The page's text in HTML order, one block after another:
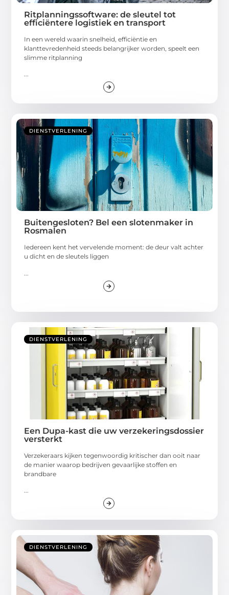
Ritplanningssoftware: de sleutel tot
efficiëntere logistiek en transport
In een wereld waarin snelheid, efficiëntie en
klanttevredenheid steeds belangrijker worden, speelt een
slimme ritplanning
...
DIENSTVERLENING
Buitengesloten? Bel een slotenmaker in
Rosmalen
Iedereen kent het vervelende moment: de deur valt achter
u dicht en de sleutels liggen
DIENSTVERLENING
Een Dupa-kast die uw verzekeringsdossier
versterkt
Verzekeraars kijken tegenwoordig kritischer dan ooit naar
de manier waarop bedrijven gevaarlijke stoffen en
brandbare
...
DIENSTVERLENING